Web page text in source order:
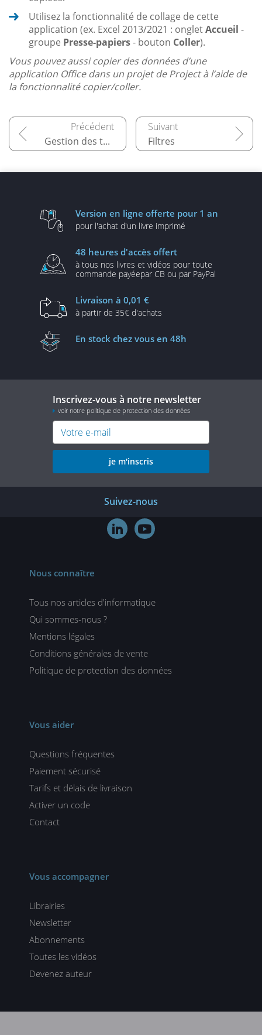
Utilisez la fonctionnalité de collage de cette
application (ex. Excel 2013/2021 : ongletAccueil -
groupe Presse-papiers- bouton Coller).
Vous pouvez aussi copier des données d’une
application Office dans un projet de Project à l’aide de
la fonctionnalité copier/coller.
Gestion des tables Filtres
Version en ligne offerte pour 1 an
pour l'achat d'un livre imprimé
48 heures d'accès offert
à tous nos livres et vidéos pour toute
commande payéepar CB ou par PayPal
Livraison à 0,01 €
à partir de 35€ d'achats
En stock chez vous en 48h
Inscrivez-vous à notre newsletter
voir notre politique de protection des données
je m'inscris
Suivez-nous
 
Nous connaître
Tous nos articles d'informatique
Qui sommes-nous ?
Mentions légales
Conditions générales de vente
Politique de protection des données
Vous aider
Questions fréquentes
Paiement sécurisé
Tarifs et délais de livraison
Activer un code
Contact
Vous accompagner
Librairies
Newsletter
Abonnements
Toutes les vidéos
Devenez auteur